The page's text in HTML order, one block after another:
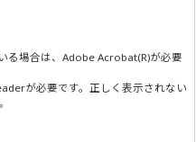
る場合は、Adobe Acrobat(R)が必要
が必要です。正しく表示されない